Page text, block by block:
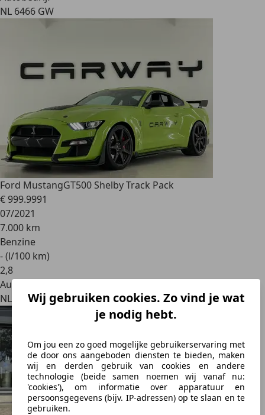
Wij gebruiken cookies. Zo vind je wat
je nodig hebt.
Om jou een zo goed mogelijke gebruikerservaring met
de door ons aangeboden diensten te bieden, maken
wij en derden gebruik van cookies en andere
technologie (beide samen noemen wij vanaf nu:
'cookies'), om informatie over apparatuur en
persoonsgegevens (bijv. IP-adressen) op te slaan en te
gebruiken.
NL 6466 GW
Ford MustangGT500 Shelby Track Pack
€ 999.9991
07/2021
7.000 km
Benzine
- (l/100 km)
2,8
Autobedrijf
NL 1101 AE